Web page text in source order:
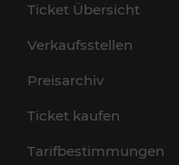
Ticket Übersicht
Verkaufsstellen
Preisarchiv
Ticket kaufen
Tarifbestimmungen